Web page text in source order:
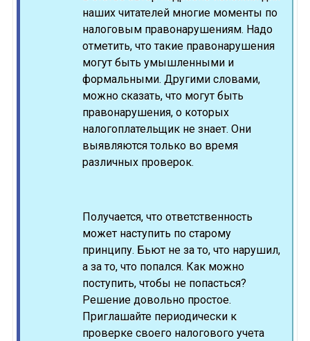
наших читателей многие моменты по
налоговым правонарушениям. Надо
отметить, что такие правонарушения
могут быть умышленными и
формальными. Другими словами,
можно сказать, что могут быть
правонарушения, о которых
налогоплательщик не знает. Они
выявляются только во время
различных проверок.
Получается, что ответственность
может наступить по старому
принципу. Бьют не за то, что нарушил,
а за то, что попался. Как можно
поступить, чтобы не попасться?
Решение довольно простое.
Приглашайте периодически к
проверке своего налогового учета